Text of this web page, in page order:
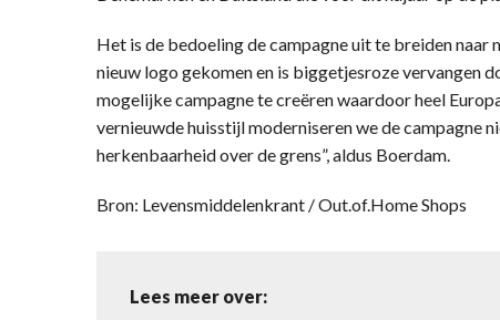
Het is de bedoeling de campagne uit te breiden naar
nieuw logo gekomen en is biggetjesroze vervangen
mogelijke campagne te creëren waardoor heel
vernieuwde huisstijl moderniseren we de campagne
herkenbaarheid over de grens”, aldus Boerdam.
Bron: Levensmiddelenkrant / Out.of.Home Shops
Lees meer over: